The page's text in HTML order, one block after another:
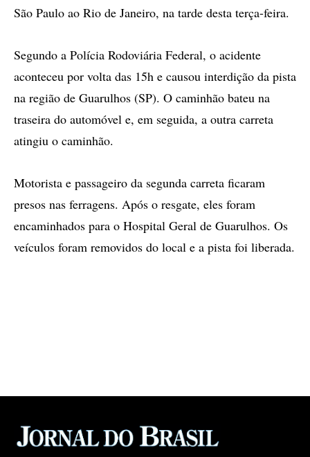
São Paulo ao Rio de Janeiro, na tarde desta terça-feira.
Segundo a Polícia Rodoviária Federal, o acidente
aconteceu por volta das 15h e causou interdição da pista
na região de Guarulhos (SP). O caminhão bateu na
traseira do automóvel e, em seguida, a outra carreta
atingiu o caminhão.
Motorista e passageiro da segunda carreta ficaram
presos nas ferragens. Após o resgate, eles foram
encaminhados para o Hospital Geral de Guarulhos. Os
veículos foram removidos do local e a pista foi liberada.